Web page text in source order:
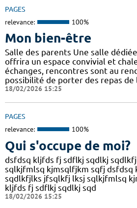
PAGES
relevance: 100%
Mon bien-être
Salle des parents Une salle
offrira un espace convivial et
échanges, rencontres sont au
possibilité de porter des repas de
18/02/2026 15:25
PAGES
relevance: 100%
Qui s'occupe de moi?
dsfdsq kljfds fj sdflkj sqdlkj
sqlkjfmlsq kjmsqlfjkm sqfj dsfdsq
sqdlkfjlks jfsqlkfj lksj sqlkjfmlsq
kljfds fj sdflkj sqdlkj sqd
18/02/2026 15:25